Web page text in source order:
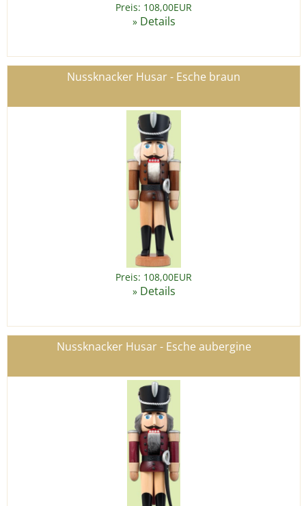
Preis: 108,00EUR
» Details
Nussknacker Husar - Esche braun
Preis: 108,00EUR
» Details
Nussknacker Husar - Esche aubergine